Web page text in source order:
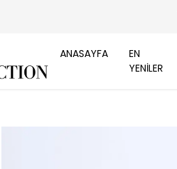
ANASAYFA
EN
YENİLER